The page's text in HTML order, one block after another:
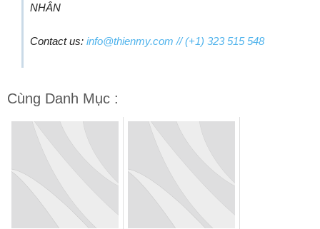
NHÂN
Contact us: info@thienmy.com // (+1) 323 515 548
Cùng Danh Mục :